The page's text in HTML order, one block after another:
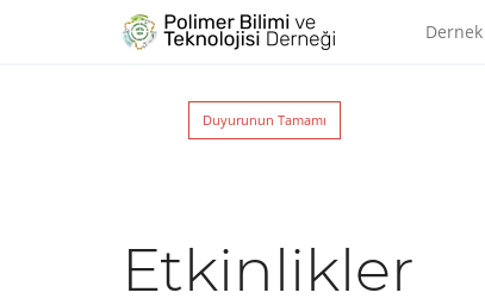
Dernek
Duyurunun Tamamı
Etkinlikler